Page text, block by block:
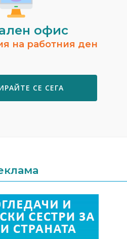
офис
на работния ден
СЕ СЕГА